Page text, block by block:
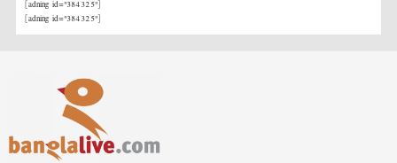
[adning id="384325"]
[adning id="384325"]